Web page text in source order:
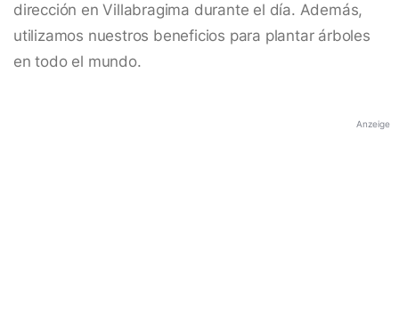
dirección en Villabragima durante el día. Además,
utilizamos nuestros beneficios para plantar árboles
en todo el mundo.
Anzeige